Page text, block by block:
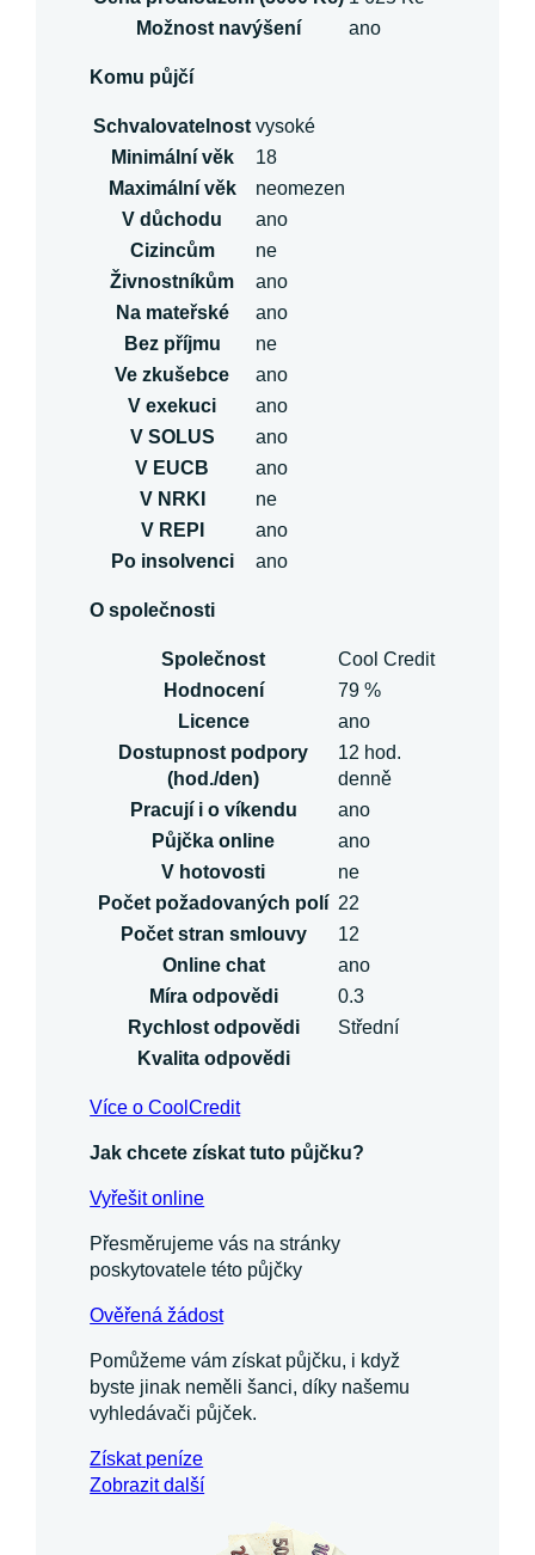
Možnost navýšení
ano
Komu půjčí
Schvalovatelnost vysoké
Minimální věk
18
Maximální věk
neomezen
V důchodu
ano
Cizincům
ne
Živnostníkům
ano
Na mateřské
ano
Bez příjmu
ne
Ve zkušebce
ano
V exekuci
ano
V SOLUS
ano
V EUCB
ano
V NRKI
ne
V REPI
ano
Po insolvenci
ano
O společnosti
Společnost
Cool Credit
Hodnocení
79 %
Licence
ano
Dostupnost podpory
(hod./den)
12 hod.
denně
Pracují i o víkendu
ano
Půjčka online
ano
V hotovosti
ne
Počet požadovaných polí 22
Počet stran smlouvy
12
Online chat
ano
Míra odpovědi
0.3
Rychlost odpovědi
Střední
Kvalita odpovědi
Více o CoolCredit
Jak chcete získat tuto půjčku?
Vyřešit online
Přesměrujeme vás na stránky
poskytovatele této půjčky
Ověřená žádost
Pomůžeme vám získat půjčku, i když
byste jinak neměli šanci, díky našemu
vyhledávači půjček.
Získatpeníze
Zobrazit další